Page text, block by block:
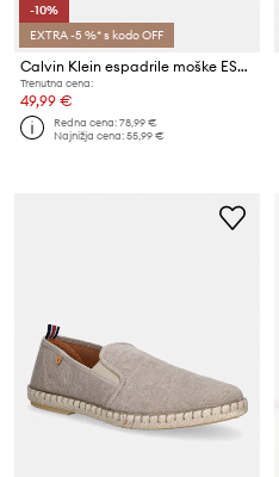
-10%
EXTRA -5 %* s kodo OFF
Calvin Klein espadrile moške ESPADRILLE WEBBING CV
Trenutna cena:
49,99 €
Redna cena:78,99 €
Najnižja cena:55,99 €